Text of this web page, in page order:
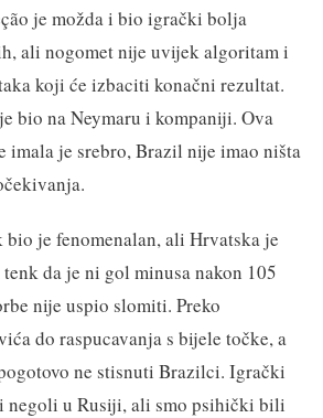
je možda i bio igrački bolja
ali nogomet nije uvijek algoritam i
koji će izbaciti konačni rezultat.
bio na Neymaru i kompaniji. Ova
imala je srebro, Brazil nije imao ništa
bio je fenomenalan, ali Hrvatska je
da je ni gol minusa nakon 105
nije uspio slomiti. Preko
do raspucavanja s bijele točke, a
ne stisnuti Brazilci. Igrački
negoli u Rusiji, ali smo psihički bili